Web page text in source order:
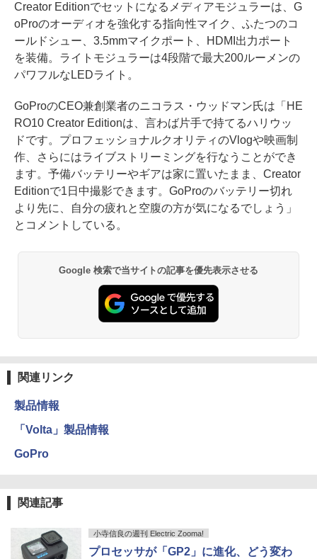
Creator Editionでセットになるメディアモジュラーは、G
oProのオーディオを強化する指向性マイク、ふたつのコ
ールドシュー、3.5mmマイクポート、HDMI出力ポート
を装備。ライトモジュラーは4段階で最大200ルーメンの
パワフルなLEDライト。
GoProのCEO兼創業者のニコラス・ウッドマン氏は「HE
RO10 Creator Editionは、言わば片手で持てるハリウッ
ドです。プロフェッショナルクオリティのVlogや映画制
作、さらにはライブストリーミングを行なうことができ
ます。予備バッテリーやギアは家に置いたまま、Creator
Editionで1日中撮影できます。GoProのバッテリー切れ
より先に、自分の疲れと空腹の方が気になるでしょう」
とコメントしている。
Google 検索で当サイトの記事を優先表示させる
関連リンク
製品情報
「Volta」製品情報
GoPro
関連記事
小寺信良の週刊 Electric Zooma!
プロセッサが「GP2」に進化、どう変わ